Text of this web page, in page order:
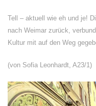
Tell – aktuell wie eh und je!
nach Weimar zurück,
Kultur mit auf den Weg
(von Sofia Leonhardt, A23/1)